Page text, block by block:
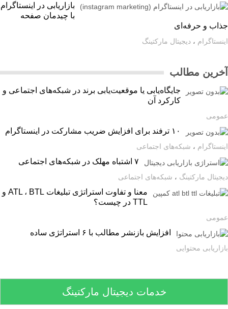
بازاریابی در اینستاگرام
با چیدمان صفحه
و حرفه‌ای
،دیجیتال مارکتینگ
مطالب
جایگاه‌یابی یا موقعیت‌یابی برند در شبکه‌های اجتماعی و
کارکرد آن
۱۰ ترفند برای افزایش ضریب مشارکت در اینستاگرام
،شبکه‌های اجتماعی
مارکتینگ،شبکه‌های اجتماعی
معنا و تفاوت استراتژی تبلیغات ATL ، BTL و
TTL در چیست؟
افزایش بازنشر مطالب با ۶ استراتژی ساده
محتوایی
خدمات دیجیتال مارکتینگ